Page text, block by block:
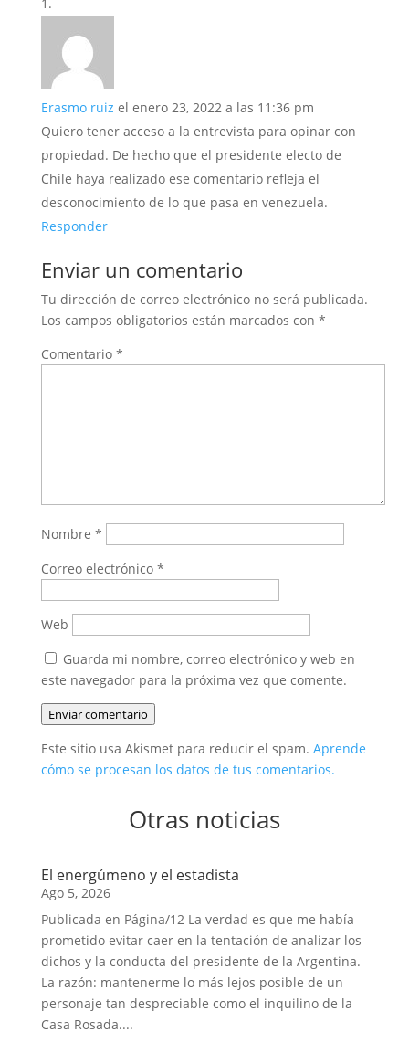
Erasmo ruiz el enero 23, 2022 a las 11:36 pm
Quiero tener acceso a la entrevista para opinar con
propiedad. De hecho que el presidente electo de
Chile haya realizado ese comentario refleja el
desconocimiento de lo que pasa en venezuela.
Responder
Enviar un comentario
Tu dirección de correo electrónico no será publicada.
Los campos obligatorios están marcados con *
Comentario *
Nombre *
Correo electrónico *
Web
Guarda mi nombre, correo electrónico y web en
este navegador para la próxima vez que comente.
Enviar comentario
Este sitio usa Akismet para reducir el spam. Aprende
cómo se procesan los datos de tus comentarios.
Otras noticias
El energúmeno y el estadista
Ago 5, 2026
Publicada en Página/12 La verdad es que me había
prometido evitar caer en la tentación de analizar los
dichos y la conducta del presidente de la Argentina.
La razón: mantenerme lo más lejos posible de un
personaje tan despreciable como el inquilino de la
Casa Rosada....